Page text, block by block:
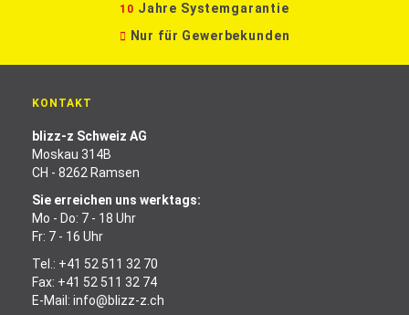
10 Jahre Systemgarantie
Nur für Gewerbekunden
KONTAKT
blizz-z Schweiz AG
Moskau 314B
CH - 8262 Ramsen
Sie erreichen uns werktags:
Mo - Do: 7 - 18 Uhr
Fr: 7 - 16 Uhr
Tel.: +41 52 511 32 70
Fax: +41 52 511 32 74
E-Mail: info@blizz-z.ch